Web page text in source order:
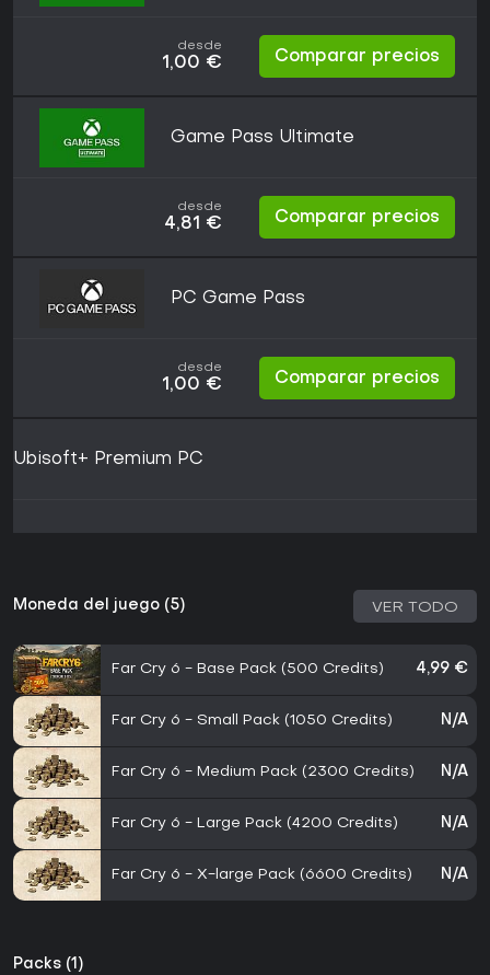
desde
1,00 € Comparar precios
Game Pass Ultimate
desde
4,81 € Comparar precios
PC Game Pass
desde
1,00 € Comparar precios
Ubisoft+ Premium PC
Moneda del juego (5) VER TODO
Far Cry 6 - Base Pack (500 Credits) 4,99 €
Far Cry 6 - Small Pack (1050 Credits) N/A
Far Cry 6 - Medium Pack (2300 Credits) N/A
Far Cry 6 - Large Pack (4200 Credits) N/A
Far Cry 6 - X-large Pack (6600 Credits) N/A
Packs (1)